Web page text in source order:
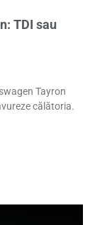
TDI sau
Tayron
călătoria.